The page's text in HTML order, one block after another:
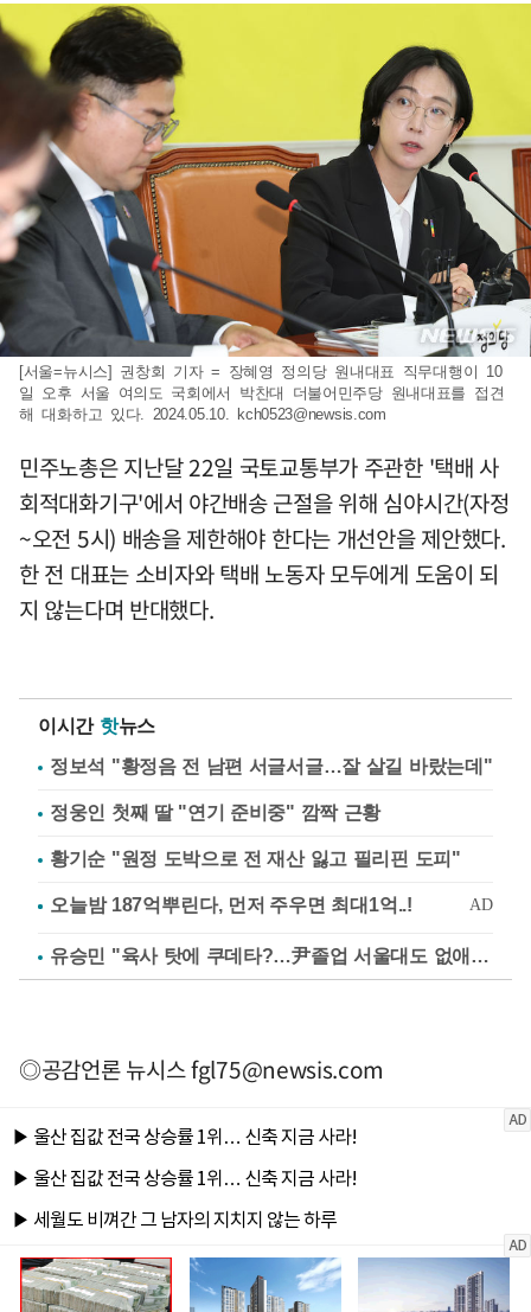
[서울=뉴시스] 권창회 기자 = 장혜영 정의당 원내대표 직무대행이 10
일 오후 서울 여의도 국회에서 박찬대 더불어민주당 원내대표를 접견
해 대화하고 있다. 2024.05.10. kch0523@newsis.com
민주노총은 지난달 22일 국토교통부가 주관한 '택배 사
회적대화기구'에서 야간배송 근절을 위해 심야시간(자정
~오전 5시) 배송을 제한해야 한다는 개선안을 제안했다.
한 전 대표는 소비자와 택배 노동자 모두에게 도움이 되
지 않는다며 반대했다.
이시간 핫뉴스
정보석 "황정음 전 남편 서글서글…잘 살길 바랐는데"
정웅인 첫째 딸 "연기 준비중" 깜짝 근황
황기순 "원정 도박으로 전 재산 잃고 필리핀 도피"
유승민 "육사 탓에 쿠데타?…尹졸업 서울대도 없애나"
◎공감언론 뉴시스fgl75@newsis.com